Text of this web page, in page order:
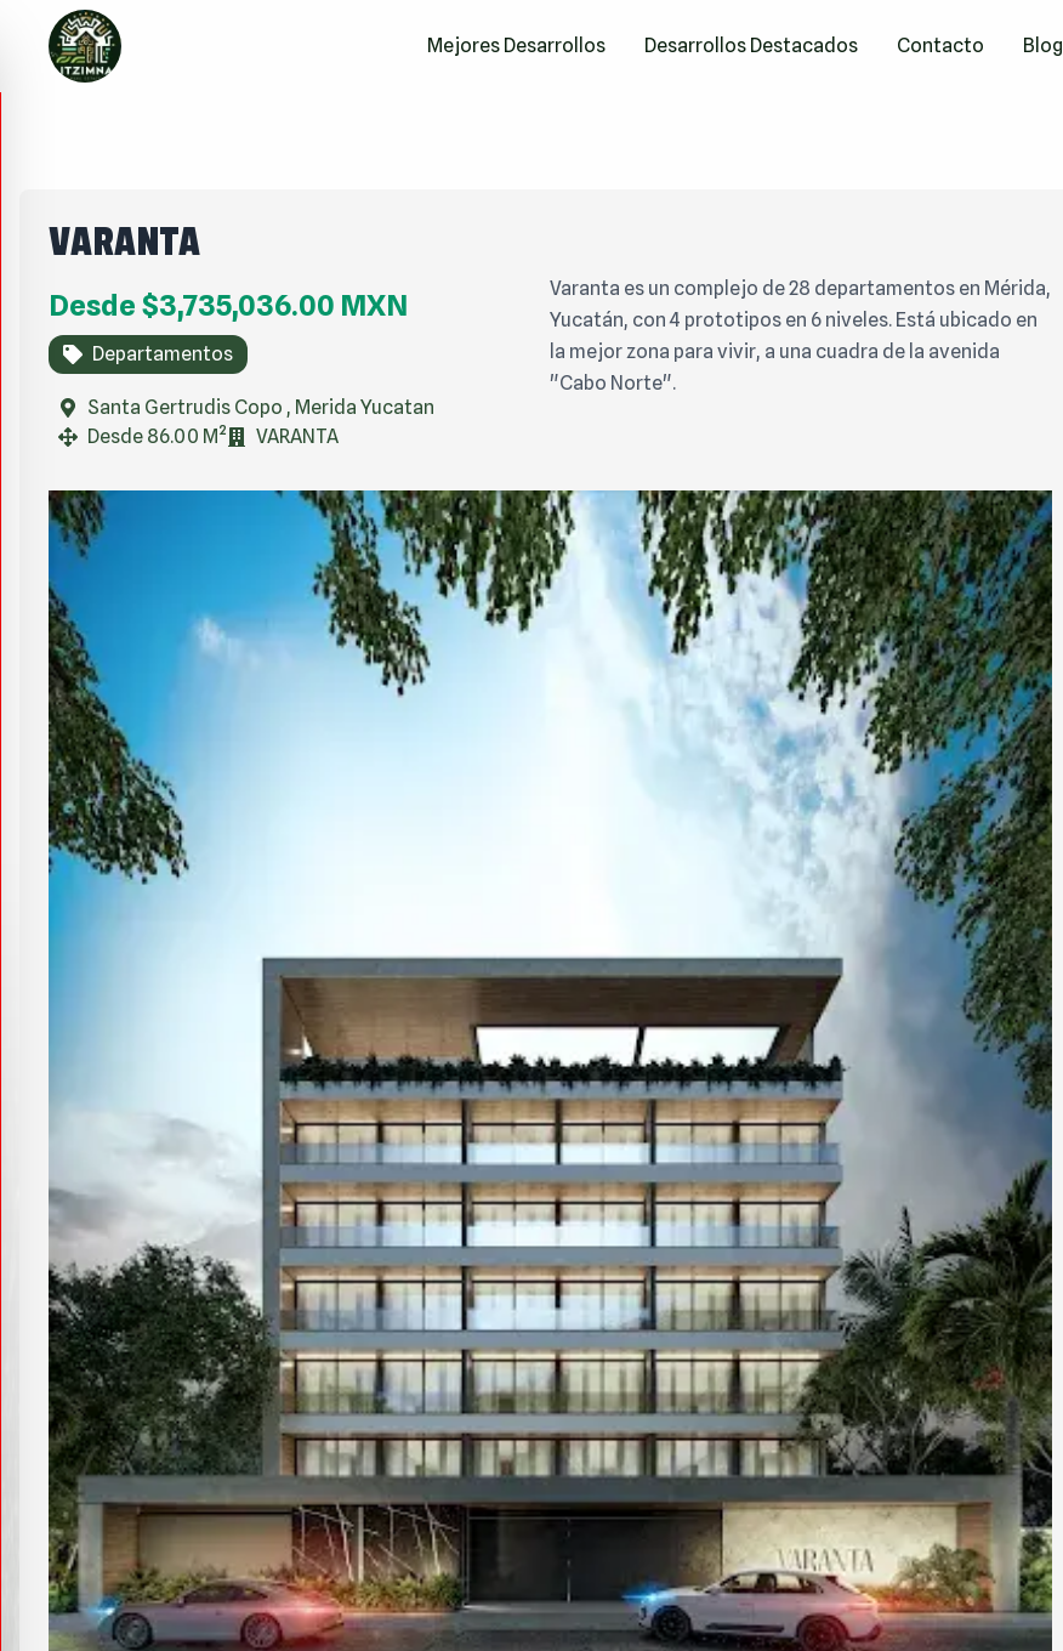
Mejores Desarrollos Desarrollos Destacados Contacto Blog
VARANTA
Desde $3,735,036.00 MXN
Departamentos
Santa Gertrudis Copo , Merida Yucatan
Desde 86.00 M²
VARANTA
Varanta es un complejo de 28 departamentos en Mérida,
Yucatán, con 4 prototipos en 6 niveles. Está ubicado en
la mejor zona para vivir, a una cuadra de la avenida
"Cabo Norte".